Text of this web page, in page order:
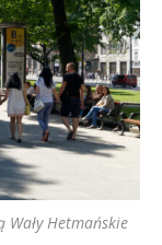
Wały Hetmańskie